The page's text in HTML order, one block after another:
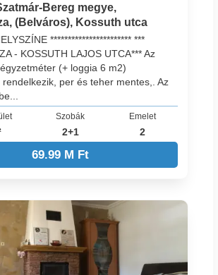
Bereg megye,
(Belváros), Kossuth utca
*********************** ***
- KOSSUTH LAJOS UTCA*** Az
(+ loggia 6 m2)
per és teher mentes,. Az
Szobák
2+1
Emelet
2
69.99 M Ft